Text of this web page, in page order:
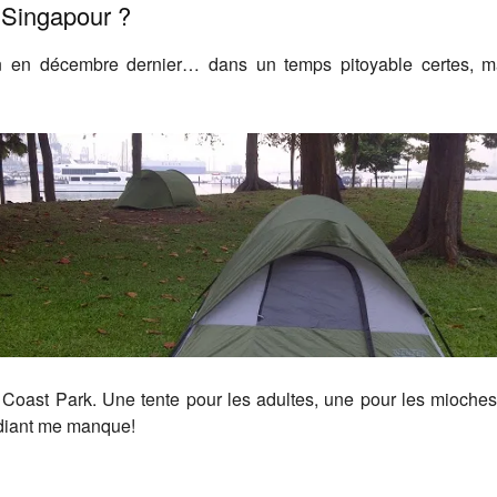
?
décembre dernier… dans un temps pitoyable certes,
Park. Une tente pour les adultes, une pour les
me manque!